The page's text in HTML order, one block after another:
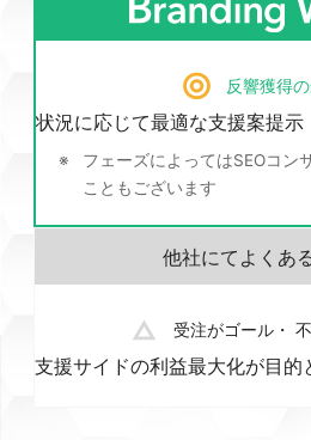
反響獲得
状況に応じて最適な支援案提示
フェーズによってはSEOコン
こともございます
受注がゴール・
支援サイドの利益最大化が目的